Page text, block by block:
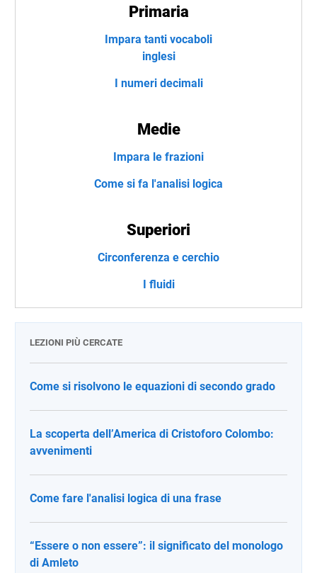
Primaria
Impara tanti vocaboli
inglesi
I numeri decimali
Medie
Impara le frazioni
Come si fa l'analisi logica
Superiori
Circonferenza e cerchio
I fluidi
LEZIONI PIÙ CERCATE
Come si risolvono le equazioni di secondo grado
La scoperta dell’America di Cristoforo Colombo:
avvenimenti
Come fare l'analisi logica di una frase
“Essere o non essere”: il significato del monologo
di Amleto